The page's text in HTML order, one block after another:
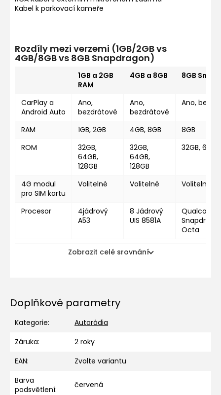
Kabel k parkovací kameře
Rozdíly mezi verzemi (1GB/2GB vs
4GB/8GB vs 8GB Snapdragon)
1GB a 2GB
RAM
4GB a 8GB 8GB
CarPlay a
Android Auto
Ano,
bezdrátové
Ano,
bezdrátové
Ano,
RAM 1GB, 2GB 4GB, 8GB
8GB
ROM
32GB,
64GB,
128GB
32GB,
64GB,
128GB
32GB,
4G modul
pro SIM kartu
Volitelné Volitelné Volitelné
Procesor
4jádrový
A53
8 Jádrový
UIS 8581A
Octa
Zobrazit celé srovnání
Doplňkové parametry
Kategorie:
Autorádia
Záruka:
2 roky
EAN:
Zvolte variantu
Barva
podsvětlení: červená